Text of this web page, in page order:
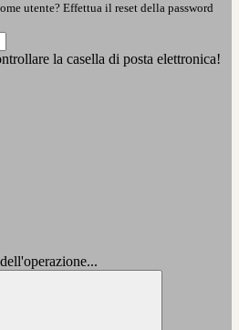
utente? Effettua il reset della password
la casella di posta elettronica!